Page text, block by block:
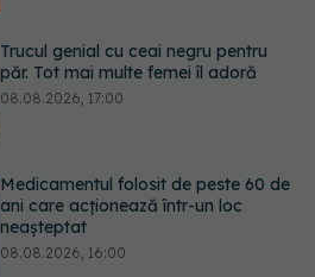
Medicamentul folosit de peste 60 de
08.08.2026, 16:00
Transpirații nocturne: semnul ignorat
care poate ascunde probleme